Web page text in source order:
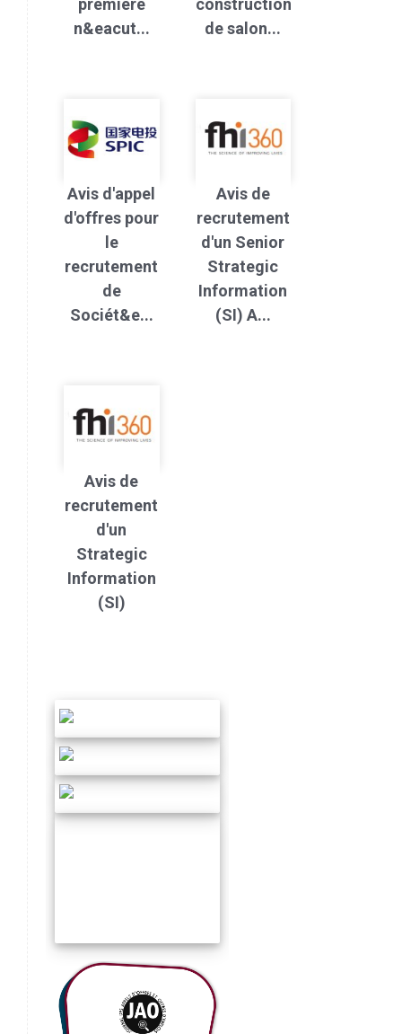
première
n&eacut...
construction
de salon...
Avis d'appel
d'offres pour
le
recrutement
de
Sociét&e...
Avis de
recrutement
d'un Senior
Strategic
Information
(SI) A...
Avis de
recrutement
d'un
Strategic
Information
(SI)